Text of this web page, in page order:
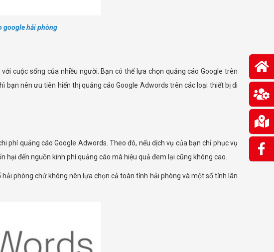
google hải phòng
cuộc sống của nhiều người. Bạn có thể lựa chọn quảng cáo Google trên
bạn nên ưu tiên hiển thị quảng cáo Google Adwords trên các loại thiết bị di
quảng cáo Google Adwords. Theo đó, nếu dịch vụ của bạn chỉ phục vụ
đến nguồn kinh phí quảng cáo mà hiệu quả đem lại cũng không cao.
phòng chứ không nên lựa chọn cả toàn tỉnh hải phòng và một số tỉnh lân